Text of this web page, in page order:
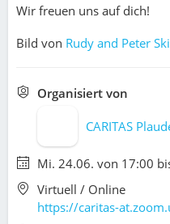
Wir freuen uns auf dich!
Bild von Rudy and Peter
Organisiert von
CARITAS
Mi. 24.06. von 17:00
Virtuell / Online
https://caritas-